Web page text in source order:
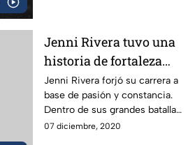
Jenni Rivera tuvo una
historia de fortaleza
que la convirtió en una
mujer inquebrantable
hasta el último día de
su vida. | En Sus
Jenni Rivera forjó su carrera a
base de pasión y constancia.
Dentro de sus grandes batallas,
estuvieron el bullying, una
07 diciembre, 2020